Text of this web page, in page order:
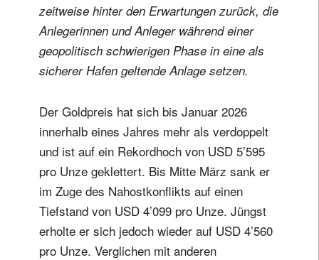
zeitweise hinter den Erwartungen zurück, die
Anlegerinnen und Anleger während einer
geopolitisch schwierigen Phase in eine als
sicherer Hafen geltende Anlage setzen.
Der Goldpreis hat sich bis Januar 2026
innerhalb eines Jahres mehr als verdoppelt
und ist auf ein Rekordhoch von USD 5’595
pro Unze geklettert. Bis Mitte März sank er
im Zuge des Nahostkonflikts auf einen
Tiefstand von USD 4’099 pro Unze. Jüngst
erholte er sich jedoch wieder auf USD 4’560
pro Unze. Verglichen mit anderen